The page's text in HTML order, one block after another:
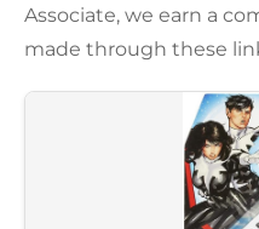
Associate, we earn a
made through these